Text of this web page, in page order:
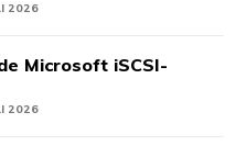
2026
Microsoft iSCSI-
2026